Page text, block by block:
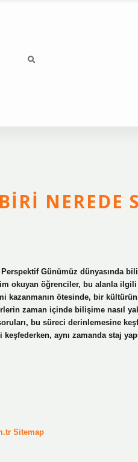
NEREDE
Günümüz dünyasında
okuyan öğrenciler, bu alanla ilgili
kazanmanın ötesinde, bir
zaman içinde bilişime nasıl
bu süreci derinlemesine
aynı zamanda staj
Sitemap